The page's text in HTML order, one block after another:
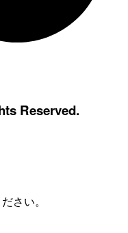
Reserved.
さい。